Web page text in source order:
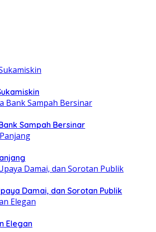
Sampah Bersinar
Damai, dan Sorotan Publik
Elegan